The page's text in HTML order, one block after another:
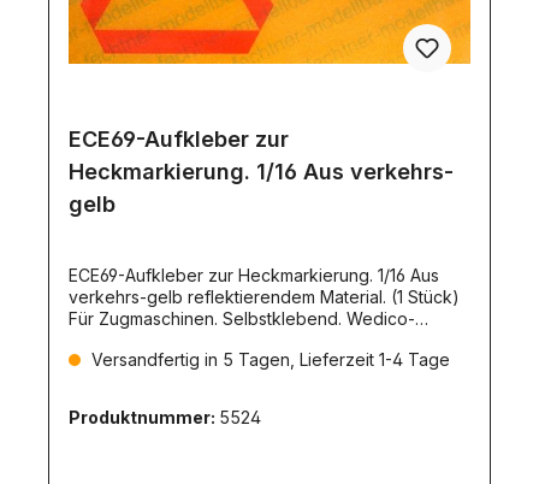
ECE69-Aufkleber zur
Heckmarkierung. 1/16 Aus verkehrs-
gelb
ECE69-Aufkleber zur Heckmarkierung. 1/16 Aus
verkehrs-gelb reflektierendem Material. (1 Stück)
Für Zugmaschinen. Selbstklebend. Wedico-
Versandfertig in 5 Tagen, Lieferzeit 1-4 Tage
Produktnummer: 5524